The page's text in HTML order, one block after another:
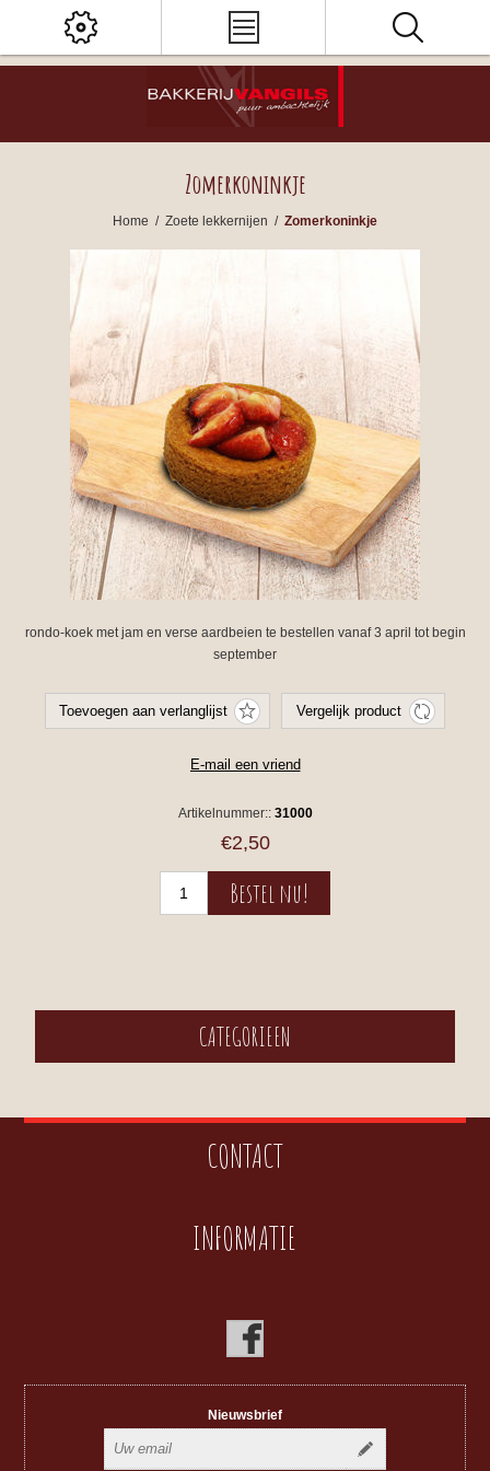
Zomerkoninkje
Home / Zoete lekkernijen / Zomerkoninkje
rondo-koek met jam en verse aardbeien te bestellen vanaf 3 april tot begin
september
Artikelnummer:: 31000
€2,50
CATEGORIEEN
CONTACT
INFORMATIE
Nieuwsbrief